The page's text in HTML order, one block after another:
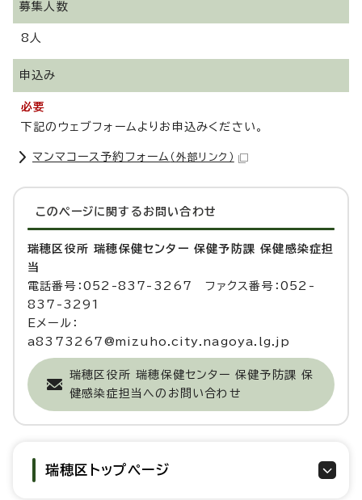
募集人数
8人
申込み
必要
下記のウェブフォームよりお申込みください。
マンマコース予約フォーム （外部リンク）
このページに関する お問い合わせ
瑞穂区役所 瑞穂保健センター 保健予防課 保健感染症担
当
電話番号：052-837-3267 ファクス番号：052-
837-3291
Eメール：
a8373267@mizuho.city.nagoya.lg.jp
瑞穂区役所 瑞穂保健センター 保健予防課 保
健感染症担当へのお問い合わせ
瑞穂区トップページ